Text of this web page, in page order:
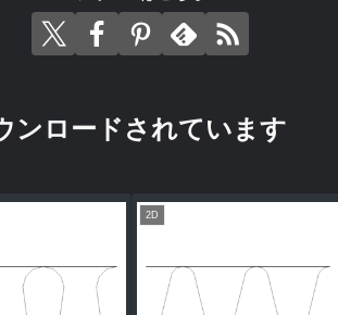
ンロードされています
2D